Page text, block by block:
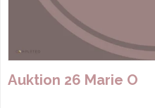
Auktion 26 Marie O